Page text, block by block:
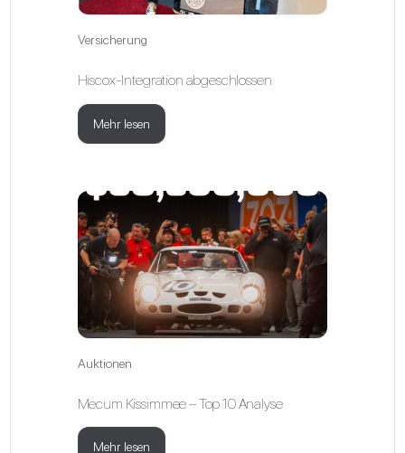
Versicherung
Hiscox-Integration abgeschlossen
Mehr lesen
Auktionen
Mecum Kissimmee – Top 10 Analyse
Mehr lesen